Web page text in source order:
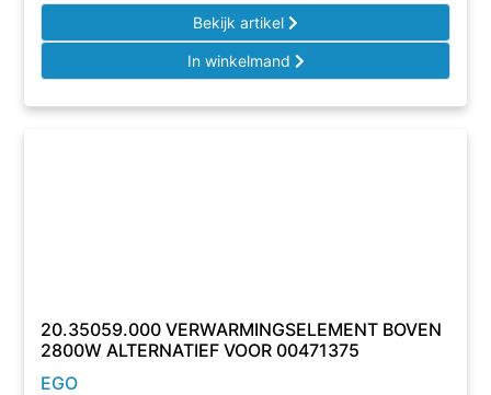
Bekijk artikel
In winkelmand
20.35059.000 VERWARMINGSELEMENT BOVEN
2800W ALTERNATIEF VOOR 00471375
EGO